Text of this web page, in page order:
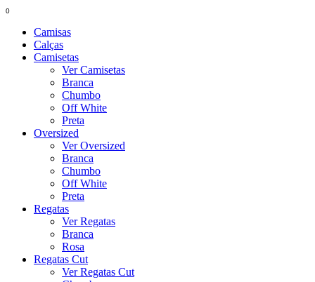
0
Camisas
Calças
Camisetas
Ver Camisetas
Branca
Chumbo
Off White
Preta
Oversized
Ver Oversized
Branca
Chumbo
Off White
Preta
Regatas
Ver Regatas
Branca
Rosa
Regatas Cut
Ver Regatas Cut